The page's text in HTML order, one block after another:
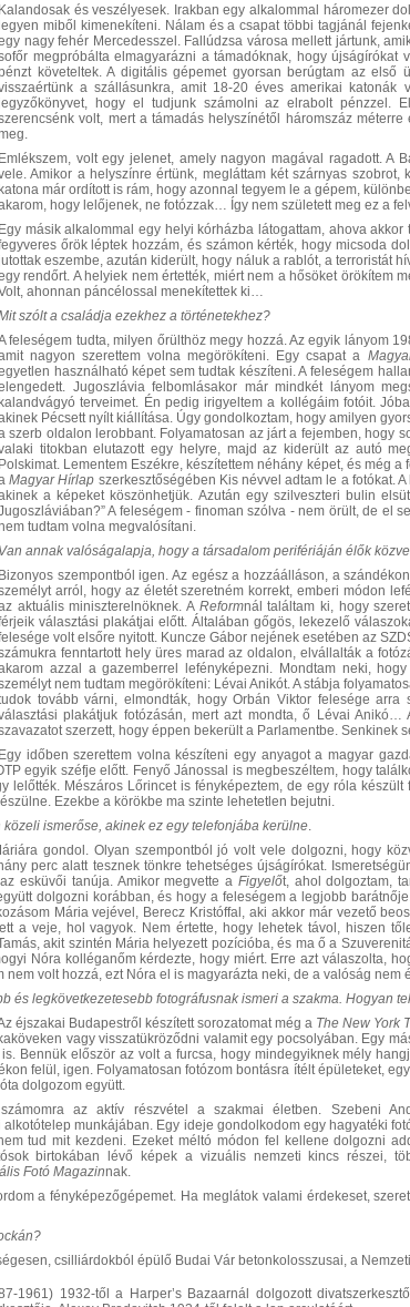
Kalandosak és veszélyesek. Irakban egy alkalommal háromezer
miből kimenekíteni. Nálam és a csapat többi tagjánál
nagy fehér Mercedesszel. Fallúdzsa városa mellett jártunk,
megpróbálta elmagyarázni a támadóknak, hogy
követeltek. A digitális gépemet gyorsan berúgtam az
a szállásunkra, amit 18-20 éves amerikai
hogy el tudjunk számolni az elrabolt pénzzel.
volt, mert a támadás helyszínétől háromszáz
Emlékszem, volt egy jelenet, amely nagyon magával ragadott. A
Amikor a helyszínre értünk, megláttam két szárnyas
már ordított is rám, hogy azonnal tegyem le a gépem,
hogy lelőjenek, ne fotózzak… Így nem született meg ez a
Egy másik alkalommal egy helyi kórházba látogattam, ahova
őrök léptek hozzám, és számon kérték, hogy micsoda
eszembe, azután kiderült, hogy náluk a rablót, a terroristát
rendőrt. A helyiek nem értették, miért nem a hősöket örökítem
ahonnan páncélossal menekítettek ki…
it szólta családja ezekhez a történetekhez?
feleségem tudta, milyen őrülthöz megy hozzá. Az egyik lányom
nagyon szerettem volna megörökíteni. Egy csapat a
használható képet sem tudtak készíteni. A feleségem
Jugoszlávia felbomlásakor már mindkét lányom
terveimet. Én pedig irigyeltem a kollégáim fotóit.
Pécsett nyílt kiállítása. Úgy gondolkoztam, hogy amilyen
szerb oldalon lerobbant. Folyamatosan az járt a fejemben, hogy
titokban elutazott egy helyre, majd az kiderült az autó
Polskimat. Lementem Eszékre, készítettem néhány képet, és még
Magyar Hírlap szerkesztőségében Kis névvel adtam le a fotókat.
a képeket köszönhetjük. Azután egy szilveszteri bulin
A feleségem - finoman szólva - nem örült, de el
tudtam volna megvalósítani.
Van annak valóságalapja, hogy a társadalom perifériáján élők
Bizonyos szempontból igen. Az egész a hozzáálláson, a
arról, hogy az életét szeretném korrekt, emberi módon
aktuális miniszterelnöknek. A Reformnál találtam ki, hogy
választási plakátjai előtt. Általában gőgös, lekezelő
volt elsőre nyitott. Kuncze Gábor nejének esetében az
fenntartott hely üres marad az oldalon, elvállalták a
azzal a gazemberrel lefényképezni. Mondtam neki,
nem tudtam megörökíteni: Lévai Anikót. A stábja
tovább várni, elmondták, hogy Orbán Viktor felesége
plakátjuk fotózásán, mert azt mondta, ő Lévai
szerzett, hogy éppen bekerült a Parlamentbe. Senkinek
Egy időben szerettem volna készíteni egy anyagot a magyar
egyik széfje előtt. Fenyő Jánossal is megbeszéltem, hogy
lelőtték. Mészáros Lőrincet is fényképeztem, de egy róla
Ezekbe a körökbe ma szinte lehetetlen bejutni.
közeli ismerőse, akinek ez egy telefonjába kerülne
gondol. Olyan szempontból jó volt vele dolgozni, hogy
perc alatt tesznek tönkre tehetséges újságírókat.
esküvői tanúja. Amikor megvette a Figyelőt, ahol dolgoztam,
dolgozni korábban, és hogy a feleségem a legjobb
Mária vejével, Berecz Kristóffal, aki akkor már vezető
a veje, hol vagyok. Nem értette, hogy lehetek távol, hiszen
akit szintén Mária helyezett pozícióba, és ma ő a
Nóra kolléganőm kérdezte, hogy miért. Erre azt válaszolta,
nem volt hozzá, ezt Nóra el is magyarázta neki, de a valóság nem
és legkövetkezetesebb fotográfusnak ismeri a szakma. Hogyan
éjszakai Budapestről készített sorozatomat még a The New York
vagy visszatükröződni valamit egy pocsolyában. Egy
Bennük először az volt a furcsa, hogy mindegyiknek mély
felül, igen. Folyamatosan fotózom bontásra ítélt épületeket,
dolgozom együtt.
az aktív részvétel a szakmai életben. Szebeni
alkotótelep munkájában. Egy ideje gondolkodom egy hagyatéki
tud mit kezdeni. Ezeket méltó módon fel kellene dolgozni
birtokában lévő képek a vizuális nemzeti kincs részei,
Fotó Magazinnak.
a fényképezőgépemet. Ha meglátok valami érdekeset,
?
csilliárdokból épülő Budai Vár betonkolosszusai, a
1961) 1932-től a Harper’s Bazaarnál dolgozott